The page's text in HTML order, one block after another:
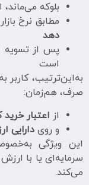
بلوکه
مطابق نرخ
دهد
پس از تسویه
است
به‌این‌ترتیب، کاربر
صرف، هم‌زمان:
از اعتبار خرید
و روی دارایی
این ویژگی
سرمایه‌ای یا با
می‌کند.